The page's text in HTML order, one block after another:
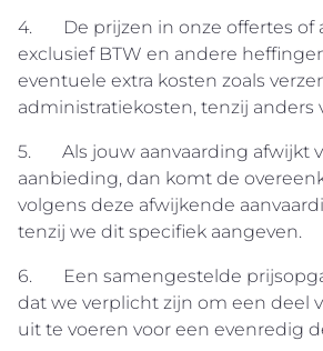
4. De prijzen in onze offertes of
exclusief BTW en andere
eventuele extra kosten zoals
administratiekosten, tenzij anders
5. Als jouw aanvaarding afwijkt
aanbieding, dan komt de
volgens deze afwijkende
tenzij we dit specifiek aangeven.
6. Een samengestelde
dat we verplicht zijn om een deel
uit te voeren voor een evenredig